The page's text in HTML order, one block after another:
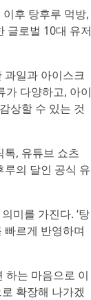
후 탕후루 먹방,
글로벌 10대 유저
과일과 아이스크
가 다양하고, 아이
상할 수 있는 것
, 유튜브 쇼츠
의 달인 공식 유
미를 가진다. ‘탕
빠르게 반영하며
하는 마음으로 이
확장해 나가겠